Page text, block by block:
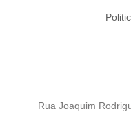
Rua Joaquim